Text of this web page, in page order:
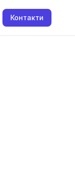
Контакти